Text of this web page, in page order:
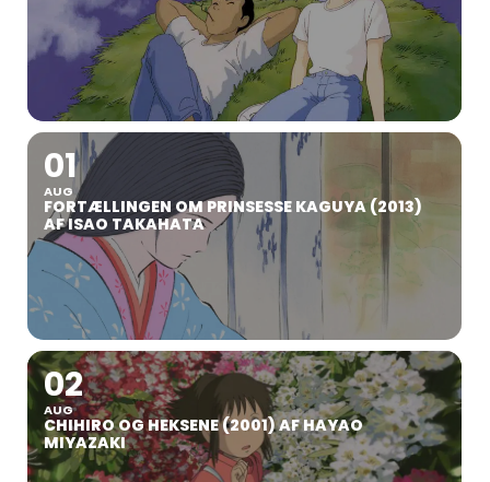
01
AUG
FORTÆLLINGEN OM PRINSESSE KAGUYA (2013)
AF ISAO TAKAHATA
02
AUG
CHIHIRO OG HEKSENE (2001) AF HAYAO
MIYAZAKI